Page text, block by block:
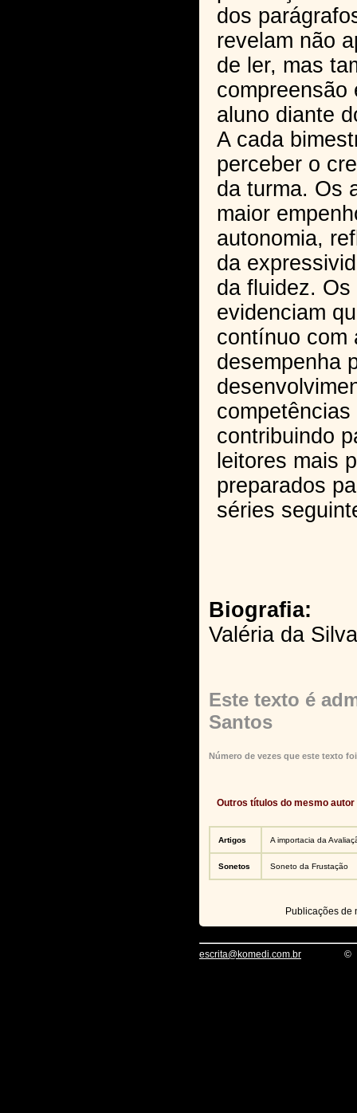
dos
revelam não
de ler, mas
compreensão
aluno diante
A cada
perceber o
da turma. Os
maior
autonomia,
da
da fluidez.
evidenciam
contínuo com
desempenha
contribuindo
leitores mais
preparados
séries
Biografia:
Valéria da
Este texto é
Santos
Número de vezes que este texto
Outros títulos do mesmo autor
Artigos A importacia da
Sonetos Soneto da Frustação
Publicações de
escrita@komedi.com.br ©